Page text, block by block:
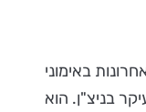
באימוני
בניצ"ן. הוא